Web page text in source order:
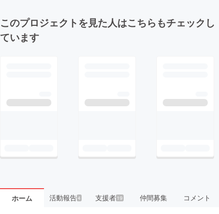
このプロジェクトを見た人はこちらもチェックし
ています
ホーム 活動報告4 支援者 19 仲間募集 コメント